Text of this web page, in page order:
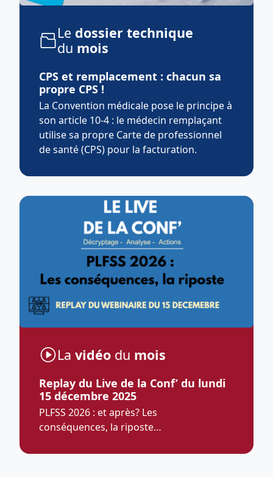
Le dossier technique
du mois
CPS et remplacement : chacun sa
propre CPS !
La Convention médicale pose le principe à
son article 10-4 : le médecin remplaçant
utilise sa propre Carte de professionnel
de santé (CPS) pour la facturation.
La vidéo du mois
Replay du Live de la Conf’ du lundi
15 décembre 2025
PLFSS 2026 : et après? Les
conséquences, la riposte…